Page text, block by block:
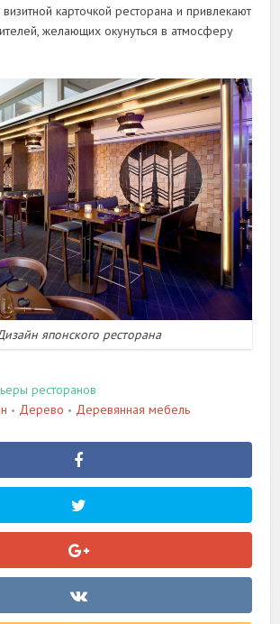
карточкой ресторана и привлекают
желающих окунуться в атмосферу
японского ресторана
ресторанов
• Дерево • Деревянная мебель